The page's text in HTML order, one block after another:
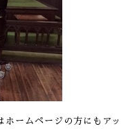
ームページの方にもアッ